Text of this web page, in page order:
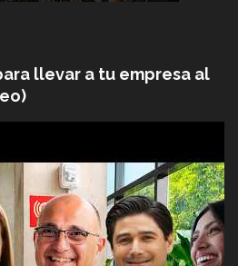
llevar a tu empresa al